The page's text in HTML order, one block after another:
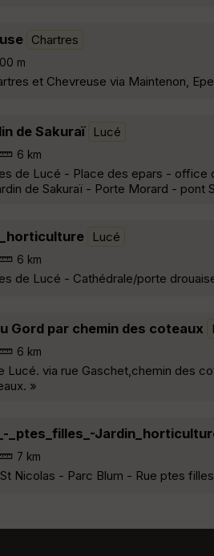
Chartres
m
et Chevreuse via Maintenon,
de Sakuraï Lucé
6 km
de Lucé - Place des epars -
de Sakuraï - Porte Morard - pont
Lucé
6 km
de Lucé - Cathédrale/porte
Gord par chemin des coteaux
6 km
Lucé. via rue Gaschet,chemin des
»
_ptes_filles_-
7 km
Nicolas - Parc Blum - Rue ptes